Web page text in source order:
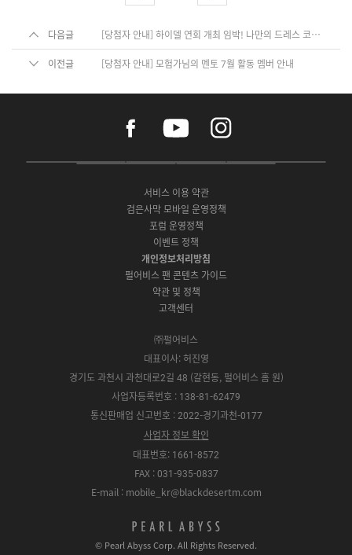
다음글 [당첨자 안내] 하이델 연회 개최 임박! 나만의 드레스 코드 뽐내기
이전글 [당첨자 안내] 모험가님의 멘토 7월 활동 멤버 안내
a
e
o
k
o
t
b
e
i
n
t
r
a
P
A
p
S
t
o
r
e
G
a
t
S
e
서비스 이용 약관
검은사막 모바일 운영정책
포럼 운영정책
이벤트 정책
개인정보처리방침
펄어비스 팬 콘텐츠 가이드
약관 및 정책
고객센터
㈜펄어비스
대표이사: 허진영
경기도 과천시 과천대로2길 48 (갈현동, 펄어비스 홈 원)
사업자등록번호 : 138-81-62479
통신판매업 신고번호 : 2022-경기과천-0177
사업자 정보 확인
대표번호: 1661-8572
FAX : 031-935-0837
E-mail : mobile_kr@blackdesertm.com
p
e
© Pearl Abyss Corp. All Rights Reserved.